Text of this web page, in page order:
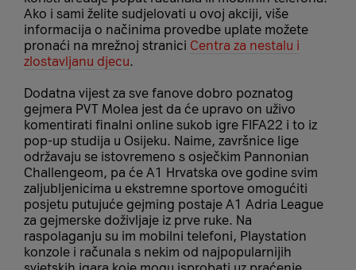
Ako i sami želite sudjelovati u ovoj akciji, više
informacija o načinima provedbe uplate možete
pronaći na mrežnoj stranici Centra za nestalu i
zlostavljanu djecu.
Dodatna vijest za sve fanove dobro poznatog
gejmera PVT Molea jest da će upravo on uživo
komentirati finalni online sukob igre FIFA22 i to iz
pop-up studija u Osijeku. Naime, završnice lige
održavaju se istovremeno s osječkim Pannonian
Challengeom, pa će A1 Hrvatska ove godine svim
zaljubljenicima u ekstremne sportove omogućiti
posjetu putujuće gejming postaje A1 Adria League
za gejmerske doživljaje iz prve ruke. Na
raspolaganju su im mobilni telefoni, Playstation
konzole i računala s nekim od najpopularnijih